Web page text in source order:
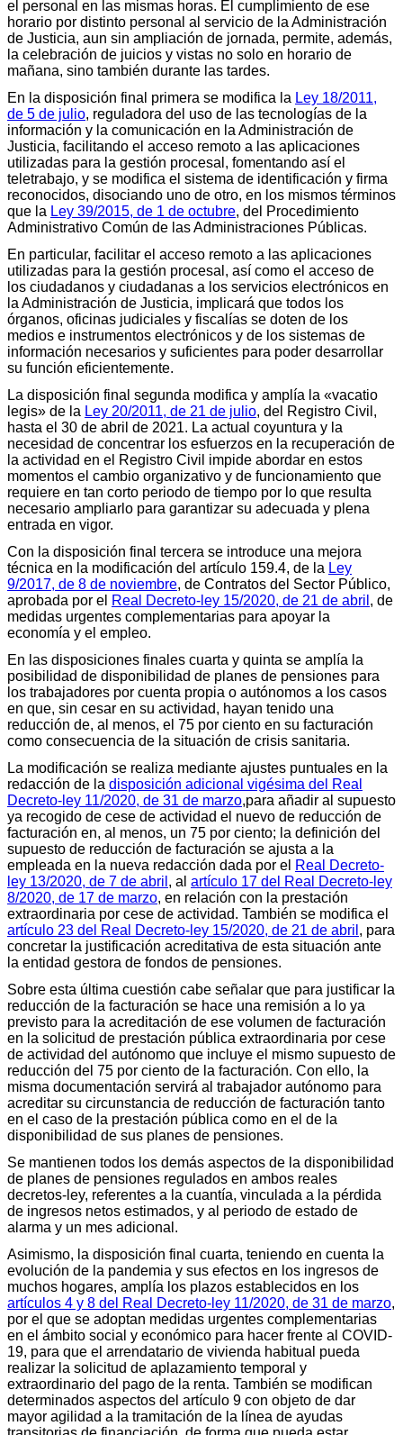
el personal en las mismas horas. El cumplimiento de ese
horario por distinto personal al servicio de la Administración
de Justicia, aun sin ampliación de jornada, permite, además,
la celebración de juicios y vistas no solo en horario de
mañana, sino también durante las tardes.
En la disposición final primera se modifica la Ley 18/2011,
de 5 de julio, reguladora del uso de las tecnologías de la
información y la comunicación en la Administración de
Justicia, facilitando el acceso remoto a las aplicaciones
utilizadas para la gestión procesal, fomentando así el
teletrabajo, y se modifica el sistema de identificación y firma
reconocidos, disociando uno de otro, en los mismos términos
que la Ley 39/2015, de 1 de octubre, del Procedimiento
Administrativo Común de las Administraciones Públicas.
En particular, facilitar el acceso remoto a las aplicaciones
utilizadas para la gestión procesal, así como el acceso de
los ciudadanos y ciudadanas a los servicios electrónicos en
la Administración de Justicia, implicará que todos los
órganos, oficinas judiciales y fiscalías se doten de los
medios e instrumentos electrónicos y de los sistemas de
información necesarios y suficientes para poder desarrollar
su función eficientemente.
La disposición final segunda modifica y amplía la «vacatio
legis» de la Ley 20/2011, de 21 de julio, del Registro Civil,
hasta el 30 de abril de 2021. La actual coyuntura y la
necesidad de concentrar los esfuerzos en la recuperación de
la actividad en el Registro Civil impide abordar en estos
momentos el cambio organizativo y de funcionamiento que
requiere en tan corto periodo de tiempo por lo que resulta
necesario ampliarlo para garantizar su adecuada y plena
entrada en vigor.
Con la disposición final tercera se introduce una mejora
técnica en la modificación del artículo 159.4, de la Ley
9/2017, de 8 de noviembre, de Contratos del Sector Público,
aprobada por el Real Decreto-ley 15/2020, de 21 de abril , de
medidas urgentes complementarias para apoyar la
economía y el empleo.
En las disposiciones finales cuarta y quinta se amplía la
posibilidad de disponibilidad de planes de pensiones para
los trabajadores por cuenta propia o autónomos a los casos
en que, sin cesar en su actividad, hayan tenido una
reducción de, al menos, el 75 por ciento en su facturación
como consecuencia de la situación de crisis sanitaria.
La modificación se realiza mediante ajustes puntuales en la
redacción de la disposición adicional vigésima del Real
Decreto-ley 11/2020, de 31 de marzo,para añadir al supuesto
ya recogido de cese de actividad el nuevo de reducción de
facturación en, al menos, un 75 por ciento; la definición del
supuesto de reducción de facturación se ajusta a la
empleada en la nueva redacción dada por el Real Decreto-
ley 13/2020, de 7 de abril , al artículo 17 del Real Decreto-ley
8/2020, de 17 de marzo, en relación con la prestación
extraordinaria por cese de actividad. También se modifica el
artículo 23 del Real Decreto-ley 15/2020, de 21 de abril , para
concretar la justificación acreditativa de esta situación ante
la entidad gestora de fondos de pensiones.
Sobre esta última cuestión cabe señalar que para justificar la
reducción de la facturación se hace una remisión a lo ya
previsto para la acreditación de ese volumen de facturación
en la solicitud de prestación pública extraordinaria por cese
de actividad del autónomo que incluye el mismo supuesto de
reducción del 75 por ciento de la facturación. Con ello, la
misma documentación servirá al trabajador autónomo para
acreditar su circunstancia de reducción de facturación tanto
en el caso de la prestación pública como en el de la
disponibilidad de sus planes de pensiones.
Se mantienen todos los demás aspectos de la disponibilidad
de planes de pensiones regulados en ambos reales
decretos-ley, referentes a la cuantía, vinculada a la pérdida
de ingresos netos estimados, y al periodo de estado de
alarma y un mes adicional.
Asimismo, la disposición final cuarta, teniendo en cuenta la
evolución de la pandemia y sus efectos en los ingresos de
muchos hogares, amplía los plazos establecidos en los
artículos 4 y 8 del Real Decreto-ley 11/2020, de 31 de marzo,
por el que se adoptan medidas urgentes complementarias
en el ámbito social y económico para hacer frente al COVID-
19, para que el arrendatario de vivienda habitual pueda
realizar la solicitud de aplazamiento temporal y
extraordinario del pago de la renta. También se modifican
determinados aspectos del artículo 9 con objeto de dar
mayor agilidad a la tramitación de la línea de ayudas